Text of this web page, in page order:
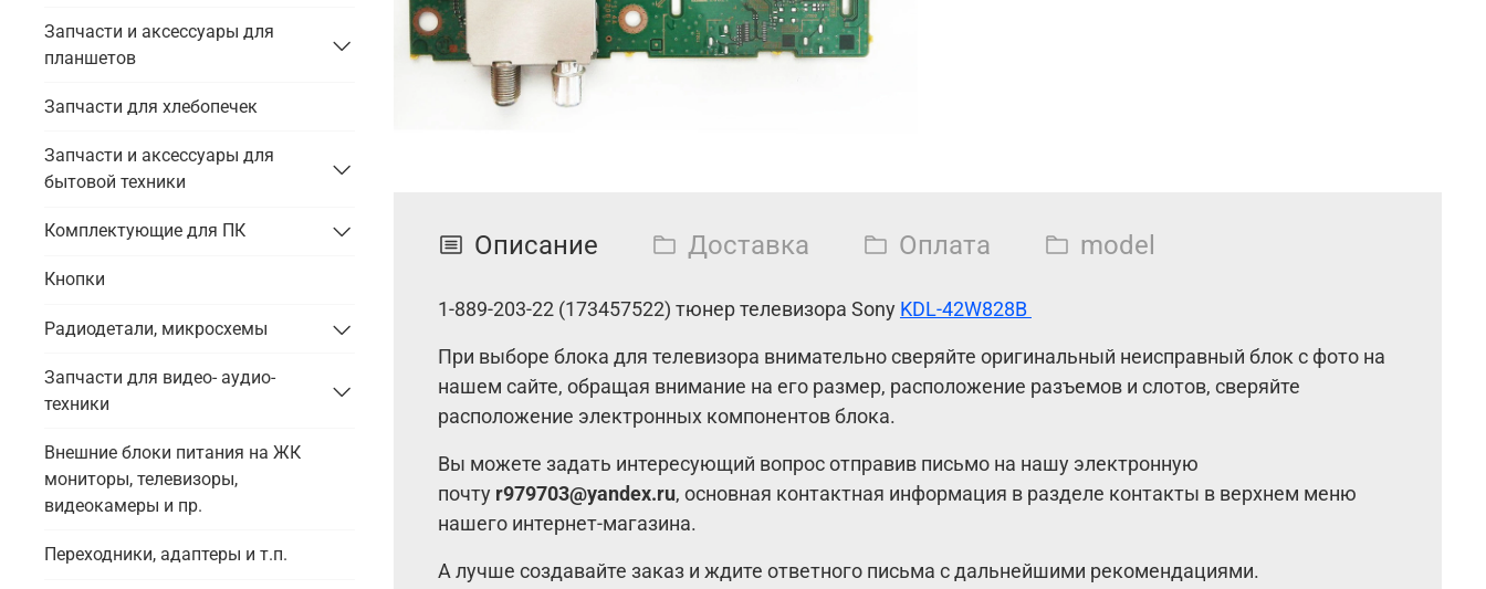
Описание Доставка Оплата model
1-889-203-22 (173457522) тюнер телевизора Sony KDL-42W828B
При выборе блока для телевизора внимательно сверяйте оригинальный неисправный блок с фото на
нашем сайте, обращая внимание на его размер, расположение разъемов и слотов, сверяйте
расположение электронных компонентов блока.
Вы можете задать интересующий вопрос отправив письмо на нашу электронную
почту r979703@yandex.ru, основная контактная информация в разделе контакты в верхнем меню
нашего интернет-магазина.
А лучше создавайте заказ и ждите ответного письма с дальнейшими рекомендациями.
Запчасти и аксессуары для
планшетов
Запчасти для хлебопечек
Запчасти и аксессуары для
бытовой техники
Комплектующие для ПК
Кнопки
Радиодетали, микросхемы
Запчасти для видео- аудио-
техники
Внешние блоки питания на ЖК
мониторы, телевизоры,
видеокамеры и пр.
Переходники, адаптеры и т.п.